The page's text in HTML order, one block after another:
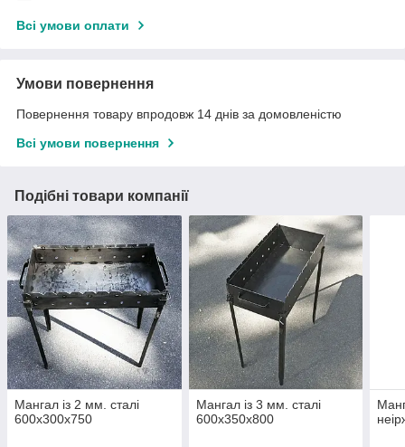
Всі умови оплати
Умови повернення
Повернення товару впродовж 14 днів за домовленістю
Всі умови повернення
Подібні товари компанії
Мангал із 2 мм. сталі
600х300х750
Мангал із 3 мм. сталі
600х350х800